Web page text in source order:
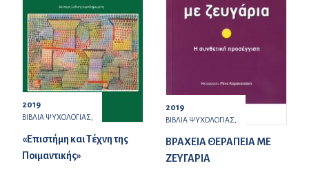
2019
ΒΙΒΛΙΑ ΨΥΧΟΛΟΓΙΑΣ,
«Επιστήμη και Τέχνη της
Ποιμαντικής»
2019
ΒΙΒΛΙΑ ΨΥΧΟΛΟΓΙΑΣ,
ΒΡΑΧΕΙΑ ΘΕΡΑΠΕΙΑ ΜΕ
ΖΕΥΓΑΡΙΑ